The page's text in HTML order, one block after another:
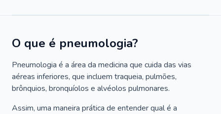
O que é pneumologia?
Pneumologia é a área da medicina que cuida das vias
aéreas inferiores, que incluem traqueia, pulmões,
brônquios, bronquíolos e alvéolos pulmonares.
Assim, uma maneira prática de entender qual é a